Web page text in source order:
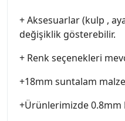
+ Aksesuarlar (kulp ,
değişiklik gösterebilir.
+ Renk seçenekleri
+18mm suntalam
+Ürünlerimizde 0.8mm